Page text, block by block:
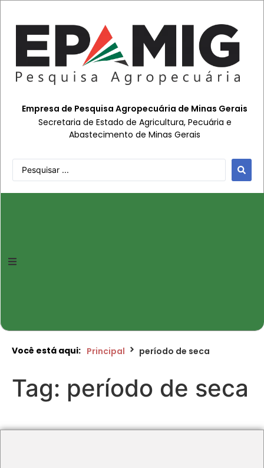
Empresa de Pesquisa Agropecuária de Minas Gerais
Secretaria de Estado de Agricultura, Pecuária e
Abastecimento de Minas Gerais
Você está aqui: Principal período de seca
Tag: período de seca